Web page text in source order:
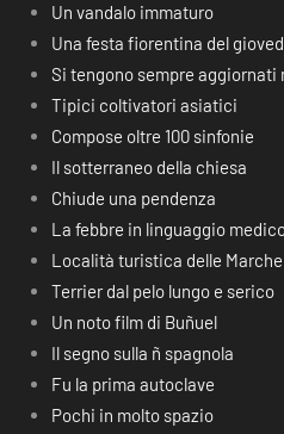
Un vandalo immaturo
Una festa fiorentina del
Si tengono sempre aggiornati
Tipici coltivatori asiatici
Compose oltre 100 sinfonie
Il sotterraneo della chiesa
Chiude una pendenza
La febbre in linguaggio
Località turistica delle Marche
Terrier dal pelo lungo e serico
Un noto film di Buñuel
Il segno sulla ñ spagnola
Fu la prima autoclave
Pochi in molto spazio